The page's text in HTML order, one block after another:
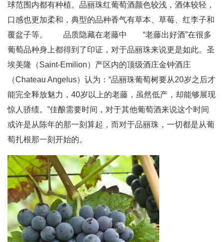
球范围内都有种植。品丽珠红葡萄酒颜色较浅，酒体较轻，
口感也更加柔和，典型的品种香气有草本、草莓、红李子和
覆盆子等。 品质隐藏在老藤中 “老藤出好酒”在很多
葡萄品种身上都得到了印证，对于品丽珠来说更是如此。圣
埃美隆（Saint-Emilion）产区内的顶级酒庄金钟酒庄
（Chateau Angelus）认为：“品丽珠葡萄树要从20岁之后才
能完全释放魅力，40岁以上的老藤，虽然低产，却能够展现
惊人骄绩。”佳酿需要时间，对于其他葡萄酒来说这个时间
或许是从陈年的那一刻算起，而对于品丽珠，一切都是从葡
萄扎根那一刻开始的。